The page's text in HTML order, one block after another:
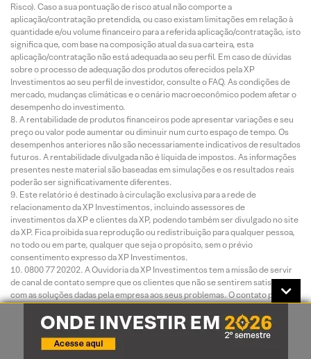
Risco). Caso a sua pontuação de risco atual não comporte a
aplicação/contratação pretendida, ou caso existam limitações em relação à
quantidade e/ou volume financeiro para a referida aplicação/contratação, isto
significa que, com base na composição atual da sua carteira, esta
aplicação/contratação não está adequada ao seu perfil. Em caso de dúvidas
sobre o processo de adequação dos produtos oferecidos pela XP
Investimentos ao seu perfil de investidor, consulte o FAQ. As condições de
mercado, mudanças climáticas e o cenário macroeconômico podem afetar o
desempenho do investimento.
A rentabilidade de produtos financeiros pode apresentar variações e seu
preço ou valor pode aumentar ou diminuir num curto espaço de tempo. Os
desempenhos anteriores não são necessariamente indicativos de resultados
futuros. A rentabilidade divulgada não é líquida de impostos. As informações
presentes neste material são baseadas em simulações e os resultados reais
poderão ser significativamente diferentes.
Este relatório é destinado à circulação exclusiva para a rede de
relacionamento da XP Investimentos, incluindo assessores de
investimentos da XP e clientes da XP, podendo também ser divulgado no site
da XP. Fica proibida sua reprodução ou redistribuição para qualquer pessoa,
no todo ou em parte, qualquer que seja o propósito, sem o prévio
consentimento expresso da XP Investimentos.
0800 77 20202. A Ouvidoria da XP Investimentos tem a missão de servir
de canal de contato sempre que os clientes que não se sentirem satisfeitos
com as soluções dadas pela empresa aos seus problemas. O contato pode
O custo da operação e a política de cobrança estão definidos nas tabelas
de custos operacionais disponibilizadas no site da XP Investimentos:
www.xpi.com.br.